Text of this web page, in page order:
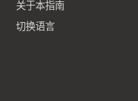
关于本指南
切换语言